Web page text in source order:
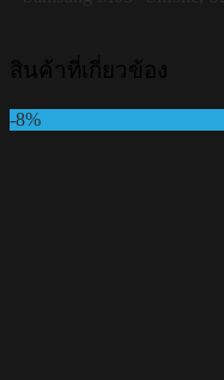
สินค้าที่เกี่ยวข้อง
-8%